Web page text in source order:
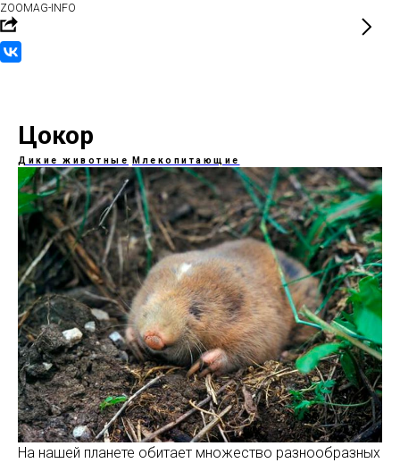
ZOOMAG-INFO
Цокор
Дикие животные Млекопитающие
На нашей планете обитает множество разнообразных